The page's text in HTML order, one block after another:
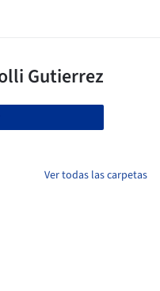
Ver todas las carpetas